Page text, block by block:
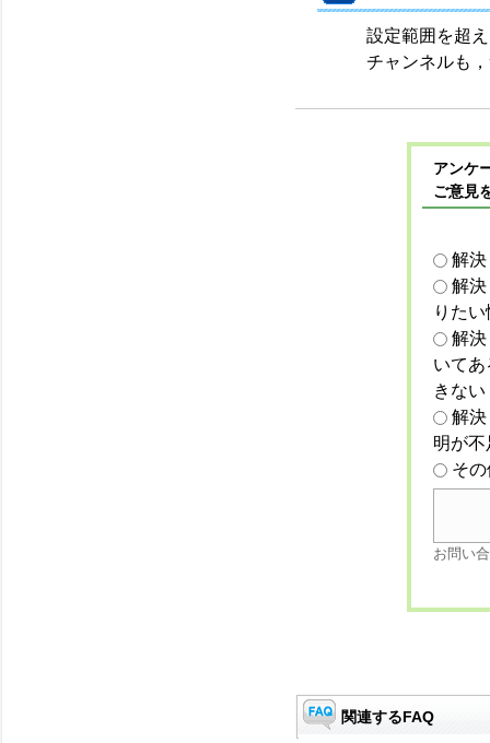
設定範囲を超
チャンネルも
アンケ
ご意見
解
解
りた
解
いて
きない
解
明が
そ
お問い
関連するFAQ